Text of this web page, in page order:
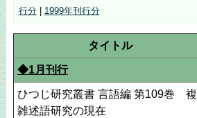
行分| 1999年刊行分
タイトル
◆1月刊行
ひつじ研究叢書 言語編 第109巻 複
雑述語研究の現在